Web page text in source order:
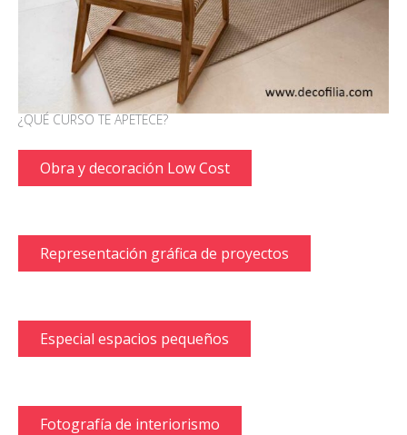
¿QUÉ CURSO TE APETECE?
Obra y decoración Low Cost
Representación gráfica de proyectos
Especial espacios pequeños
Fotografía de interiorismo